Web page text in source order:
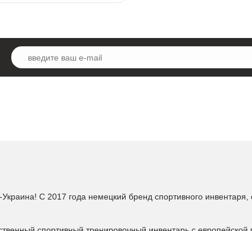
С 2017 года немецкий бренд спортивного